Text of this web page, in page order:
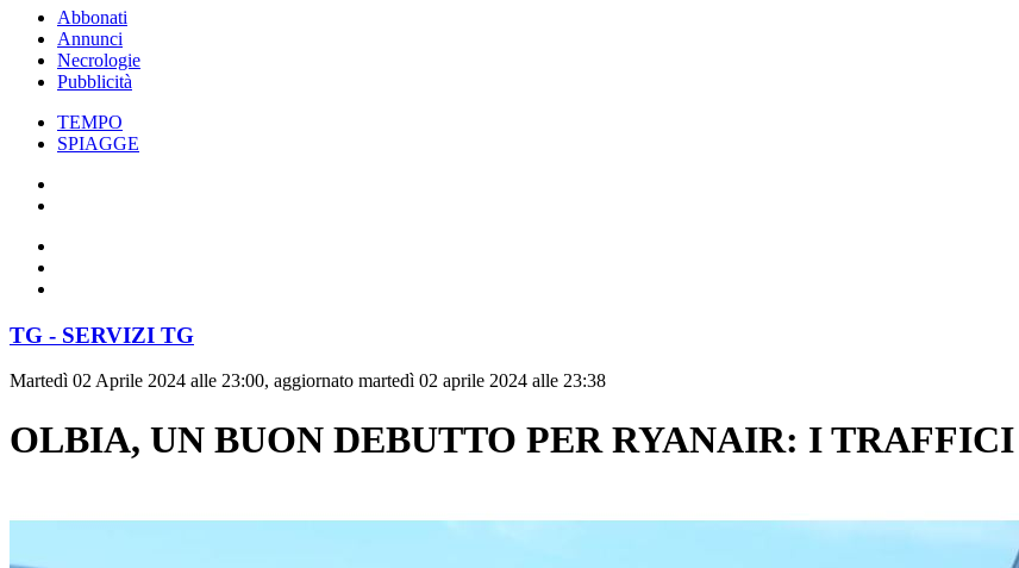
Abbonati
Annunci
Necrologie
Pubblicità
TEMPO
SPIAGGE
TG - SERVIZI TG
Martedì 02 Aprile 2024 alle 23:00, aggiornato martedì 02 aprile 2024 alle 23:38
OLBIA, UN BUON DEBUTTO PER RYANAIR: I